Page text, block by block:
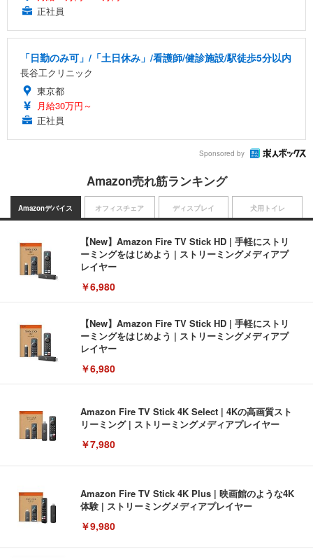
正社員
「日勤のみ可」/「土日休み」/看護師/健診施設/駅徒歩5分以内
長谷工クリニック
東京都
月給30万円～
正社員
Sponsored by
Amazon売れ筋ランキング
Amazonデバイス
【New】Amazon Fire TV Stick HD | 手軽にストリ
ーミングをはじめよう | ストリーミングメディアプ
レイヤー
￥6,980
【New】Amazon Fire TV Stick HD | 手軽にストリ
ーミングをはじめよう | ストリーミングメディアプ
レイヤー
￥6,980
Amazon Fire TV Stick 4K Select | 4Kの高画質スト
リーミング | ストリーミングメディアプレイヤー
￥7,980
Amazon Fire TV Stick 4K Plus | 映画館のような4K
体験 | ストリーミングメディアプレイヤー
￥9,980
オフィスチェア ディスプレイ 犬用トイレ